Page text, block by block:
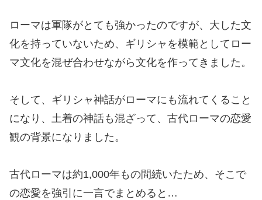
ローマは軍隊がとても強かったのですが、大した文
化を持っていないため、ギリシャを模範としてロー
マ文化を混ぜ合わせながら文化を作ってきました。
そして、ギリシャ神話がローマにも流れてくること
になり、土着の神話も混ざって、古代ローマの恋愛
観の背景になりました。
古代ローマは約1,000年もの間続いたため、そこで
の恋愛を強引に一言でまとめると…